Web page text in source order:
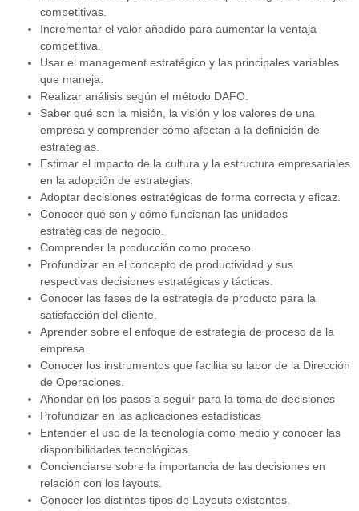
competitivas.
Incrementar el valor añadido para aumentar la ventaja
competitiva.
Usar el management estratégico y las principales variables
que maneja.
Realizar análisis según el método DAFO.
Saber qué son la misión, la visión y los valores de una
empresa y comprender cómo afectan a la definición de
estrategias.
Estimar el impacto de la cultura y la estructura empresariales
en la adopción de estrategias.
Adoptar decisiones estratégicas de forma correcta y eficaz.
Conocer qué son y cómo funcionan las unidades
estratégicas de negocio.
Comprender la producción como proceso.
Profundizar en el concepto de productividad y sus
respectivas decisiones estratégicas y tácticas.
Conocer las fases de la estrategia de producto para la
satisfacción del cliente.
Aprender sobre el enfoque de estrategia de proceso de la
empresa.
Conocer los instrumentos que facilita su labor de la Dirección
de Operaciones.
Ahondar en los pasos a seguir para la toma de decisiones
Profundizar en las aplicaciones estadísticas
Entender el uso de la tecnología como medio y conocer las
disponibilidades tecnológicas.
Concienciarse sobre la importancia de las decisiones en
relación con los layouts.
Conocer los distintos tipos de Layouts existentes.